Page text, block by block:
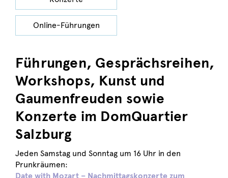
Online-Führungen
Führungen, Gesprächsreihen,
Workshops, Kunst und
Gaumenfreuden sowie
Konzerte im DomQuartier
Salzburg
Jeden Samstag und Sonntag um 16 Uhr in den
Prunkräumen:
Date with Mozart – Nachmittagskonzerte zum